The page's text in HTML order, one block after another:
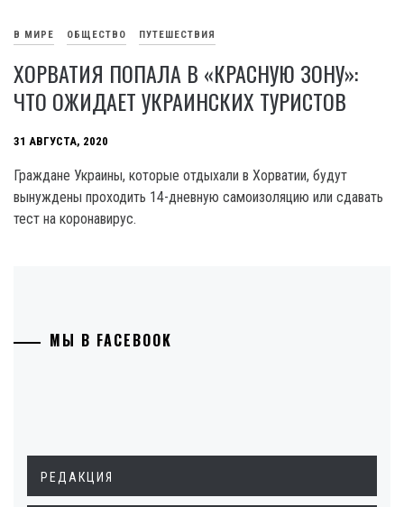
В МИРЕ ОБЩЕСТВО ПУТЕШЕСТВИЯ
ХОРВАТИЯ ПОПАЛА В «КРАСНУЮ ЗОНУ»:
ЧТО ОЖИДАЕТ УКРАИНСКИХ ТУРИСТОВ
31 АВГУСТА, 2020
Граждане Украины, которые отдыхали в Хорватии, будут
вынуждены проходить 14-дневную самоизоляцию или сдавать
тест на коронавирус.
МЫ В FACEBOOK
РЕДАКЦИЯ